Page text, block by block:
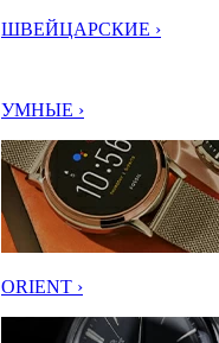
ШВЕЙЦАРСКИЕ ›
УМНЫЕ ›
ORIENT ›